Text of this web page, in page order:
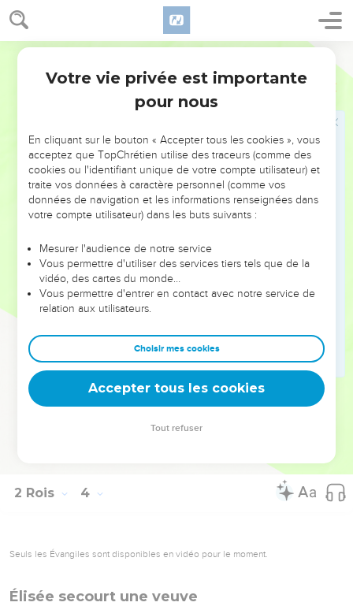
2 Rois 3
comme du sang.
23 Ils dirent : C’est du sang ! Les rois ont tiré l’épée entre eux,
ils se sont frappés les uns les autres ; maintenant, Moabites,
Ils arrivèrent au camp d’Israël, mais Israël se leva et frappa
Moab qui s’enfuit devant eux. Ils frappèrent le pays, ils
Ils renversèrent les villes, ils jetèrent chacun sa pierre
dans tous les meilleurs terrains et les en remplirent, ils
bouchèrent toutes les sources d’eau et firent tomber tous les
bons arbres ; il ne resta que les pierres de Qir-Harécheth, et
Le roi de Moab, voyant que le combat dépassait ses
forces, prit avec lui sept cents hommes tirant l’épée pour se
frayer un passage jusqu’au roi d’Édom ; mais ils ne le purent
pas.
Il prit alors son fils premier-né, qui devait régner à sa place,
et il l’offrit en holocauste sur la muraille. Une grande
indignation s’empara alors d’Israël qui s’éloigna du roi de
Moab et retourna dans son pays.
© Société biblique française – Bibli’O, 1978, avec autorisation. Pour vous procurer
2 Rois 4
Seuls les Évangiles sont disponibles en vidéo pour le moment.
Élisée secourt une veuve
Votre vie privée est importante
pour nous
En cliquant sur le bouton « Accepter tous les cookies », vous
acceptez que TopChrétien utilise des traceurs (comme des
cookies ou l'identifiant unique de votre compte utilisateur) et
traite vos données à caractère personnel (comme vos
données de navigation et les informations renseignées dans
votre compte utilisateur) dans les buts suivants :
Mesurer l'audience de notre service
Vous permettre d'utiliser des services tiers tels que de la
vidéo, des cartes du monde…
Vous permettre d'entrer en contact avec notre service de
relation aux utilisateurs.
Choisir mes cookies
Accepter tous les cookies
Tout refuser